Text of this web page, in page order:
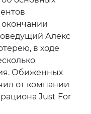
окончании
Алекс
в ходе
Обиженных
от компании
Just For